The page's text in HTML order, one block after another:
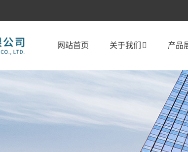
网站首页 关于我们 产品